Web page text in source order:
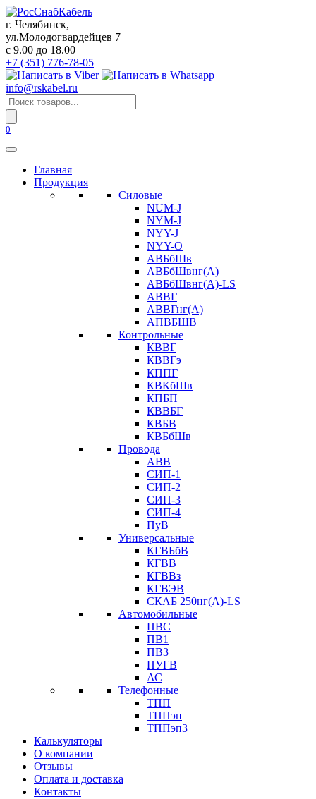
Перейти
к
содержанию
г. Челябинск,
ул.Молодогвардейцев 7
c 9.00 до 18.00
+7 (351) 776-78-05
info@rskabel.ru
Поиск
товаров
0
Главная
Продукция
Силовые
NUM-J
NYM-J
NYY-J
NYY-O
АВБбШв
АВБбШвнг(А)
АВБбШвнг(А)-LS
АВВГ
АВВГнг(А)
АПВБШВ
Контрольные
КВВГ
КВВГэ
КППГ
КВКбШв
КПБП
КВВБГ
КВБВ
КВБбШв
Провода
АВВ
СИП-1
СИП-2
СИП-3
СИП-4
ПуВ
Универсальные
КГВБбВ
КГВВ
КГВВз
КГВЭВ
СКАБ 250нг(А)-LS
Автомобильные
ПВС
ПВ1
ПВ3
ПУГВ
АС
Телефонные
ТПП
ТППэп
ТППэпЗ
Калькуляторы
О компании
Отзывы
Оплата и доставка
Контакты